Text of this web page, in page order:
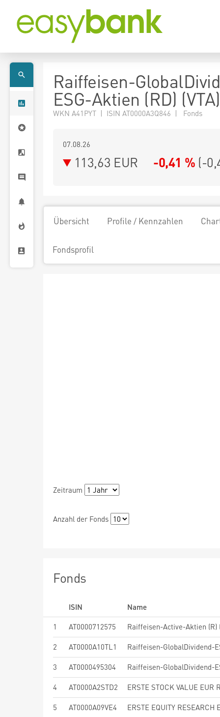
Raiffeisen-
ESG-Aktien (RD) (VTA)
WKN A41PYT | ISIN AT0000A3Q846 | Fonds
07.08.26
113,63 EUR -0,41 % (-
Übersicht Profile / Kennzahlen
Fondsprofil
Zeitraum
Anzahl der Fonds
Fonds
ISIN
Name
1
AT0000712575 Raiffeisen-Active-Aktien (R)
2 AT0000A10TL1 Raiffeisen-GlobalDividend-
3 AT0000495304 Raiffeisen-GlobalDividend-
4 AT0000A2STD2 ERSTE STOCK VALUE EUR
5 AT0000A09VE4 ERSTE EQUITY RESEARCH